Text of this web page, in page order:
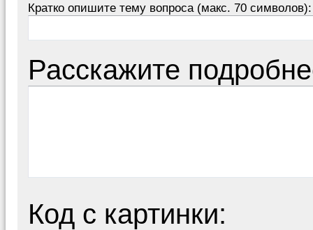
Кратко опишите тему вопроса (макс. 70 символов):
Расскажите
Код с картинки: